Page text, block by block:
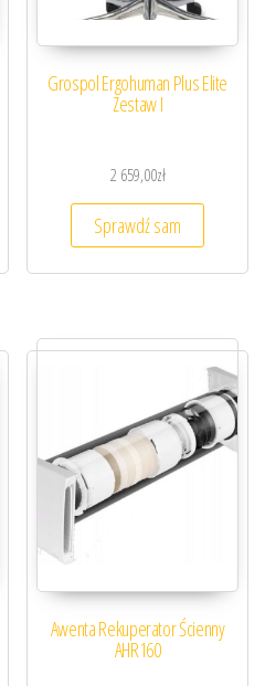
Grospol Ergohuman Plus Elite
Zestaw I
2 659,00zł
Sprawdź sam
Awenta Rekuperator Ścienny
AHR160